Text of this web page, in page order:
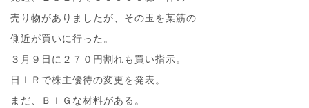
売り物がありましたが、その玉を某筋の
側近が買いに行った。
３月９日に２７０円割れも買い指示。
日ＩＲで株主優待の変更を発表。
まだ、ＢＩＧな材料がある。